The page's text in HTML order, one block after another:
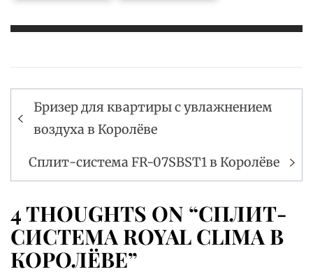
Навигация
по
записям
Бризер для квартиры с увлажнением
воздуха в Королёве
Сплит-система FR-07SBST1 в Королёве
4 THOUGHTS ON “СПЛИТ-
СИСТЕМА ROYAL CLIMA В
КОРОЛЁВЕ”